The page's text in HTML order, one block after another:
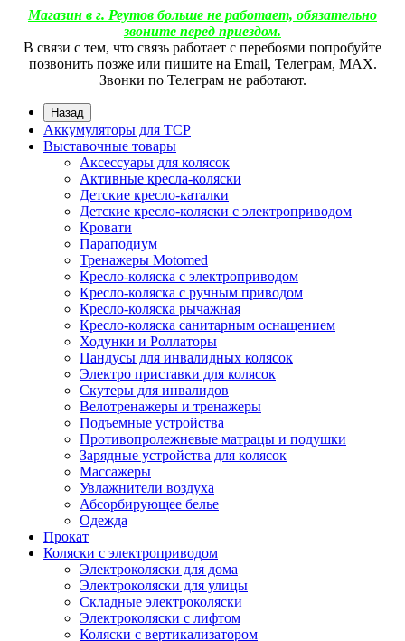
Магазин в г. Реутов больше не работает, обязательно
звоните перед приездом.
В связи с тем, что связь работает с перебоями попробуйте
позвонить позже или пишите на Email, Телеграм, МАХ.
Звонки по Телеграм не работают.
Назад
Аккумуляторы для ТСР
Выставочные товары
Аксессуары для колясок
Активные кресла-коляски
Детские кресло-каталки
Детские кресло-коляски с электроприводом
Кровати
Параподиум
Тренажеры Motomed
Кресло-коляска с электроприводом
Кресло-коляска с ручным приводом
Кресло-коляска рычажная
Кресло-коляска санитарным оснащением
Ходунки и Роллаторы
Пандусы для инвалидных колясок
Электро приставки для колясок
Скутеры для инвалидов
Велотренажеры и тренажеры
Подъемные устройства
Противопролежневые матрацы и подушки
Зарядные устройства для колясок
Массажеры
Увлажнители воздуха
Абсорбирующее белье
Одежда
Прокат
Коляски с электроприводом
Электроколяски для дома
Электроколяски для улицы
Складные электроколяски
Электроколяски с лифтом
Коляски с вертикализатором